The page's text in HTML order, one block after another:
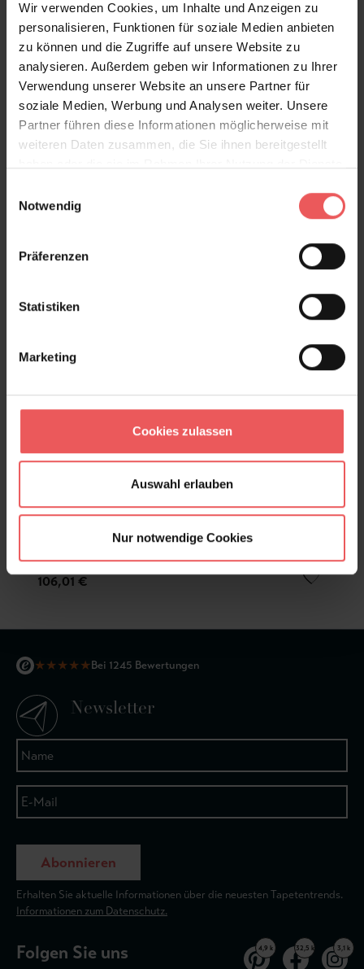
Wir verwenden Cookies, um Inhalte und Anzeigen zu
personalisieren, Funktionen für soziale Medien anbieten
zu können und die Zugriffe auf unsere Website zu
analysieren. Außerdem geben wir Informationen zu Ihrer
Verwendung unserer Website an unsere Partner für
soziale Medien, Werbung und Analysen weiter. Unsere
Partner führen diese Informationen möglicherweise mit
weiteren Daten zusammen, die Sie ihnen bereitgestellt
Notwendig
Präferenzen
Statistiken
Marketing
Cookies zulassen
Auswahl erlauben
Nur notwendige Cookies
Sie haben Fragen zum Produkt?
Frage stellen
+49 (0)221 932 81 82
Varianten
Books
106,01 €
★★★★★Bei 1245 Bewertungen
Newsletter
Abonnieren
Erhalten Sie aktuelle Informationen über die neuesten Tapetentrends.
Informationen zum Datenschutz.
Folgen Sie uns 4,9 k 32,5 k 3,1 k